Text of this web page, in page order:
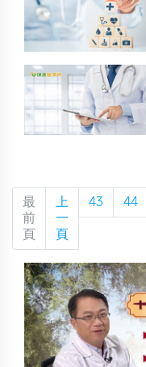
最
前
頁
上
一
頁
43 44